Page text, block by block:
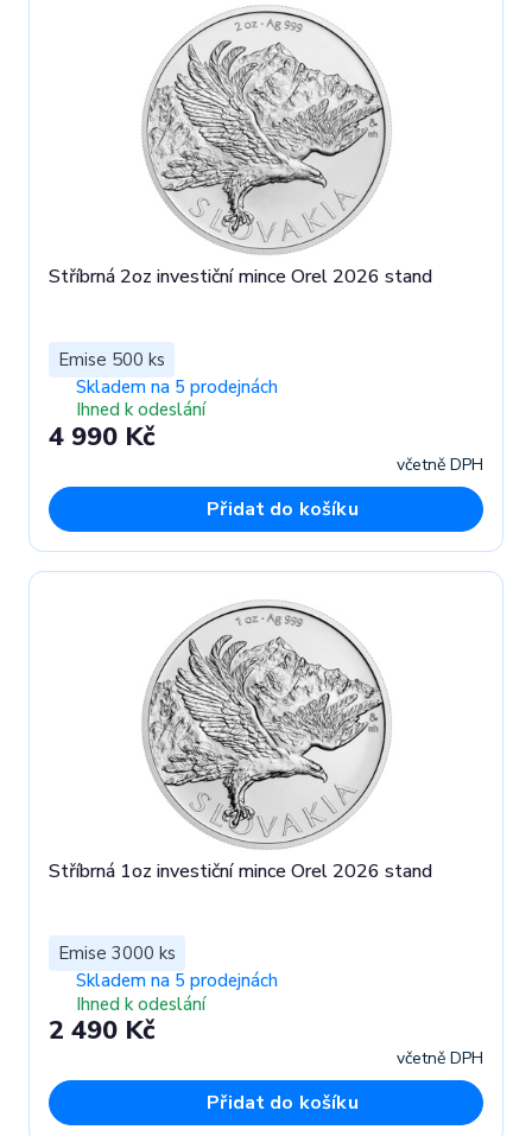
Stříbrná 2oz investiční mince Orel 2026 stand
Emise 500 ks
Skladem na 5 prodejnách
Ihned k odeslání
4 990 Kč
včetně DPH
Přidat do košíku
Stříbrná 1oz investiční mince Orel 2026 stand
Emise 3000 ks
Skladem na 5 prodejnách
Ihned k odeslání
2 490 Kč
včetně DPH
Přidat do košíku